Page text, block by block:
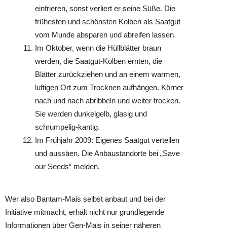
einfrieren, sonst verliert er seine Süße. Die
frühesten und schönsten Kolben als Saatgut
vom Munde absparen und abreifen lassen.
Im Oktober, wenn die Hüllblätter braun
werden, die Saatgut-Kolben ernten, die
Blätter zurückziehen und an einem warmen,
luftigen Ort zum Trocknen aufhängen. Körner
nach und nach abribbeln und weiter trocken.
Sie werden dunkelgelb, glasig und
schrumpelig-kantig.
Im Frühjahr 2009: Eigenes Saatgut verteilen
und aussäen. Die Anbaustandorte bei „Save
our Seeds“ melden.
Wer also Bantam-Mais selbst anbaut und bei der
Initiative mitmacht, erhält nicht nur grundlegende
Informationen über Gen-Mais in seiner näheren